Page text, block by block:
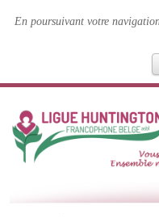
En poursuivant votre